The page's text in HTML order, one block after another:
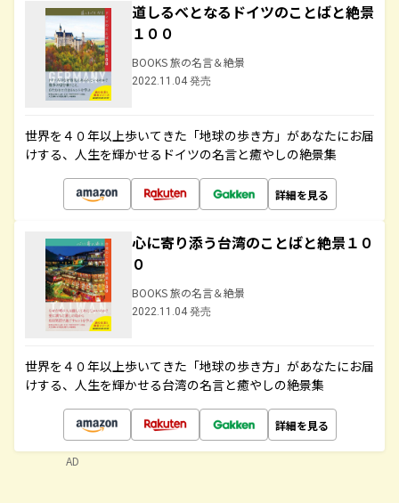
道しるべとなるドイツのことばと絶景
１００
BOOKS 旅の名言＆絶景
2022.11.04 発売
世界を４０年以上歩いてきた「地球の歩き方」があなたにお届
けする、人生を輝かせるドイツの名言と癒やしの絶景集
詳細を見る
心に寄り添う台湾のことばと絶景１０
０
BOOKS 旅の名言＆絶景
2022.11.04 発売
世界を４０年以上歩いてきた「地球の歩き方」があなたにお届
けする、人生を輝かせる台湾の名言と癒やしの絶景集
詳細を見る
AD